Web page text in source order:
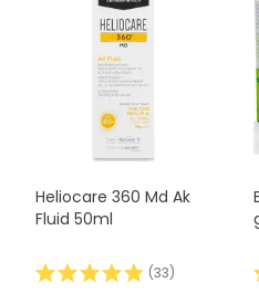
Heliocare 360 Md Ak
Fluid 50ml
(33)